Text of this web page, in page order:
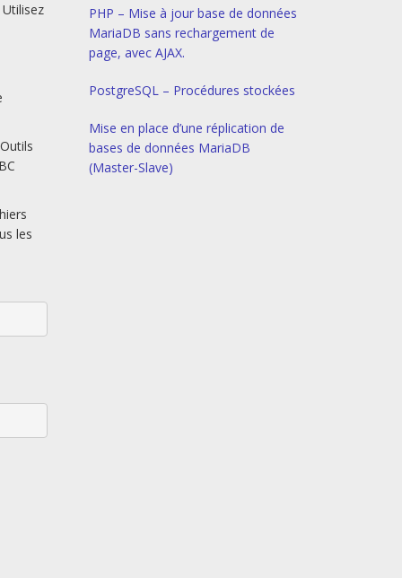
les
PHP – Mise à jour base de données
MariaDB sans rechargement de
page, avec AJAX.
PostgreSQL – Procédures stockées
Mise en place d’une réplication de
bases de données MariaDB
(Master-Slave)